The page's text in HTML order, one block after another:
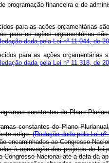
programação financeira e de
para as ações orçamentárias
para as ações orçamentárias
dada pela Lei nº 11.044, de
para as ações
dada pela Lei nº 11.318, de
constantes do Plano
constantes do Plano
artigo.(Redação dada pela Lei nº
encaminhados ao Congresso
à aprovação dos projetos de lei
Congresso Nacional até a data da